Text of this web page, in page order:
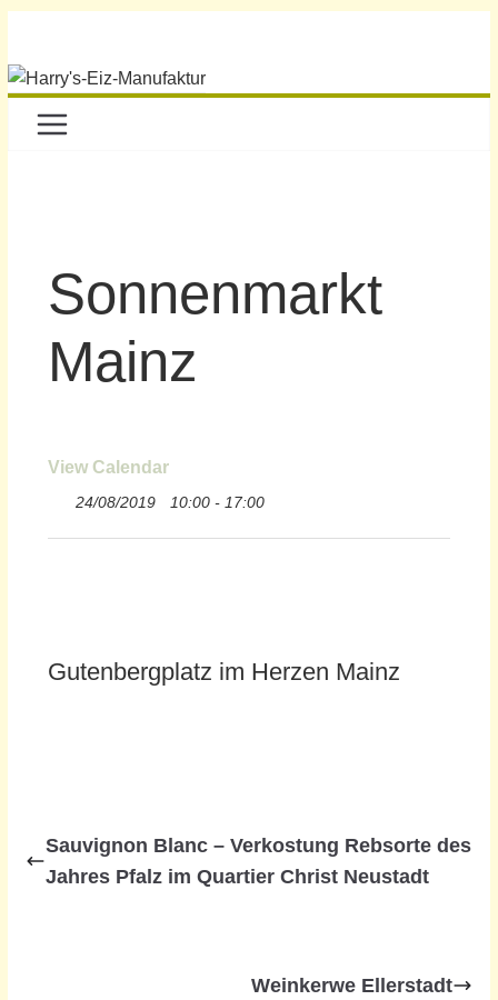
Sonnenmarkt
Mainz
View Calendar
24/08/2019 10:00 - 17:00
Gutenbergplatz im Herzen Mainz
Sauvignon Blanc – Verkostung Rebsorte des
Jahres Pfalz im Quartier Christ Neustadt
Weinkerwe Ellerstadt